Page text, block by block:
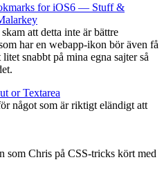
for iOS6 — Stuff &
att detta inte är bättre
har en webapp-ikon bör även få
snabbt på mina egna sajter så
or Textarea
något som är riktigt eländigt att
som Chris på CSS-tricks kört med